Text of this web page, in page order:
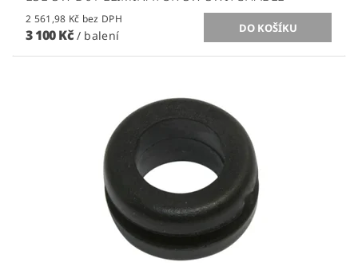
2 561,98 Kč bez DPH
3 100 Kč / balení